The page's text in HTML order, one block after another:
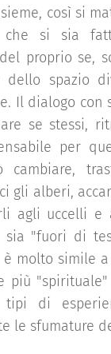
così si
si sia
proprio se,
dello spazio
Il dialogo con
se stessi,
per
gli alberi,
agli uccelli e
sia "fuori di
molto simile
più
di
le sfumature